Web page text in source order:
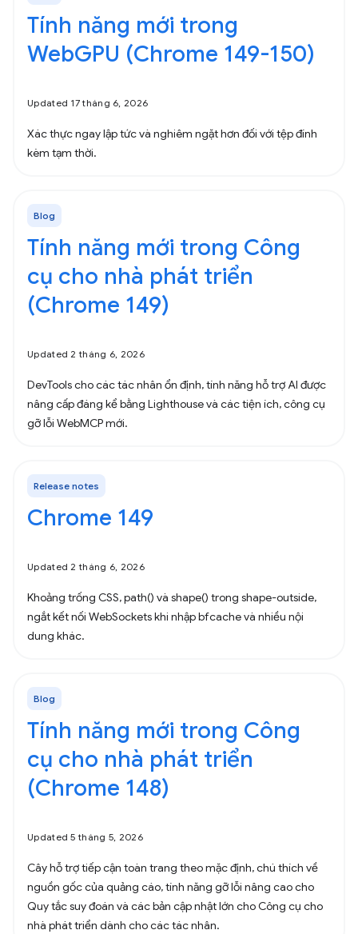
Tính năng mới trong
WebGPU (Chrome 149-150)
Updated 17 tháng 6, 2026
Xác thực ngay lập tức và nghiêm ngặt hơn đối với tệp đính
kèm tạm thời.
Blog
Tính năng mới trong Công
cụ cho nhà phát triển
(Chrome 149)
Updated 2 tháng 6, 2026
DevTools cho các tác nhân ổn định, tính năng hỗ trợ AI được
nâng cấp đáng kể bằng Lighthouse và các tiện ích, công cụ
gỡ lỗi WebMCP mới.
Release notes
Chrome 149
Updated 2 tháng 6, 2026
Khoảng trống CSS, path() và shape() trong shape-outside,
ngắt kết nối WebSockets khi nhập bfcache và nhiều nội
dung khác.
Blog
Tính năng mới trong Công
cụ cho nhà phát triển
(Chrome 148)
Updated 5 tháng 5, 2026
Cây hỗ trợ tiếp cận toàn trang theo mặc định, chú thích về
nguồn gốc của quảng cáo, tính năng gỡ lỗi nâng cao cho
Quy tắc suy đoán và các bản cập nhật lớn cho Công cụ cho
nhà phát triển dành cho các tác nhân.